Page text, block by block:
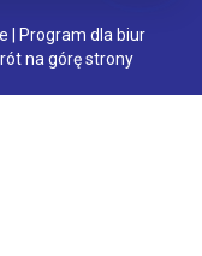
| Program dla biur
na górę strony